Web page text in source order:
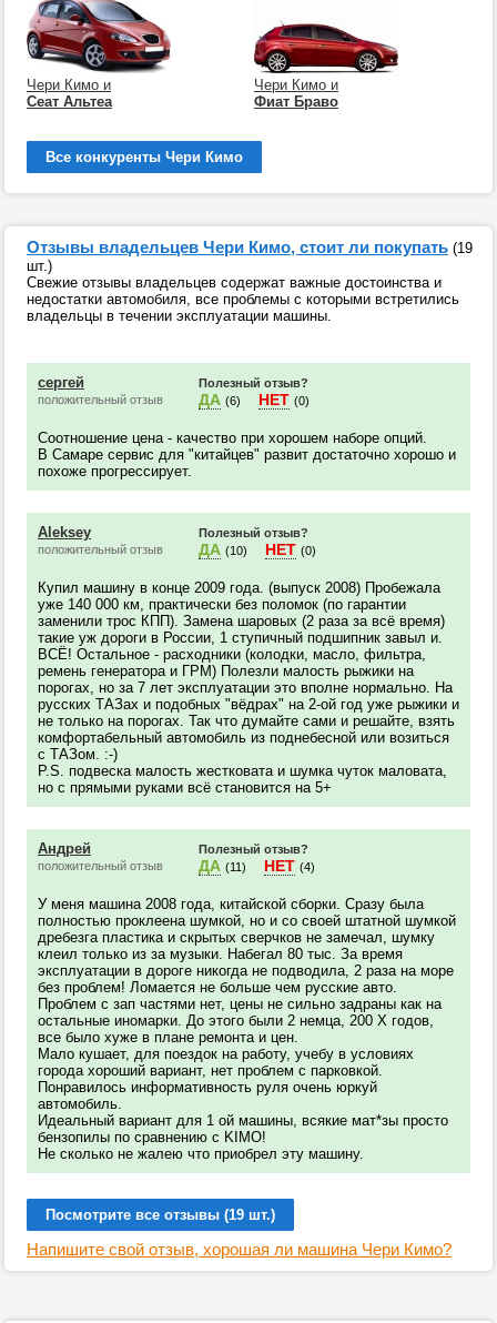
Чери Кимо и
Сеат Альтеа
Чери Кимо и
Фиат Браво
Все конкуренты Чери Кимо
Отзывы владельцев Чери Кимо, стоит ли покупать (19
шт.)
Свежие отзывы владельцев содержат важные достоинства и
недостатки автомобиля, все проблемы с которыми встретились
владельцы в течении эксплуатации машины.
сергей
положительный отзыв
Полезный отзыв?
ДА (6) НЕТ (0)
Соотношение цена - качество при хорошем наборе опций.
В Самаре сервис для "китайцев" развит достаточно хорошо и
похоже прогрессирует.
Aleksey
положительный отзыв
Полезный отзыв?
ДА (10) НЕТ (0)
Купил машину в конце 2009 года. (выпуск 2008) Пробежала
уже 140 000 км, практически без поломок (по гарантии
заменили трос КПП). Замена шаровых (2 раза за всё время)
такие уж дороги в России, 1 ступичный подшипник завыл и.
ВСЁ! Остальное - расходники (колодки, масло, фильтра,
ремень генератора и ГРМ) Полезли малость рыжики на
порогах, но за 7 лет эксплуатации это вполне нормально. На
русских ТАЗах и подобных "вёдрах" на 2-ой год уже рыжики и
не только на порогах. Так что думайте сами и решайте, взять
комфортабельный автомобиль из поднебесной или возиться
с ТАЗом. :-)
P.S. подвеска малость жестковата и шумка чуток маловата,
но с прямыми руками всё становится на 5+
Андрей
положительный отзыв
Полезный отзыв?
ДА (11) НЕТ (4)
У меня машина 2008 года, китайской сборки. Сразу была
полностью проклеена шумкой, но и со своей штатной шумкой
дребезга пластика и скрытых сверчков не замечал, шумку
клеил только из за музыки. Набегал 80 тыс. За время
эксплуатации в дороге никогда не подводила, 2 раза на море
без проблем! Ломается не больше чем русские авто.
Проблем с зап частями нет, цены не сильно задраны как на
остальные иномарки. До этого были 2 немца, 200 Х годов,
все было хуже в плане ремонта и цен.
Мало кушает, для поездок на работу, учебу в условиях
города хороший вариант, нет проблем с парковкой.
Понравилось информативность руля очень юркуй
автомобиль.
Идеальный вариант для 1 ой машины, всякие мат*зы просто
бензопилы по сравнению с KIMO!
Не сколько не жалею что приобрел эту машину.
Посмотрите все отзывы (19 шт.)
Напишите свой отзыв, хорошая ли машина Чери Кимо?